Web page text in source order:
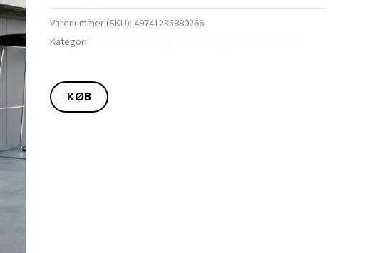
Varenummer (SKU): 49741235880266
Kategori:
KØB